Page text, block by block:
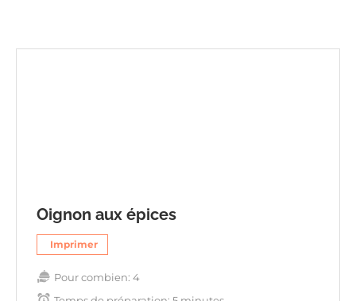
Oignon aux épices
Imprimer
Pour combien: 4